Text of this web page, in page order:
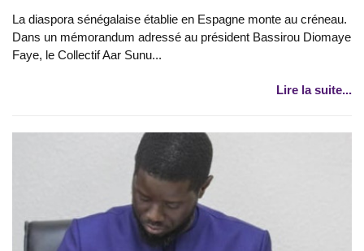
La diaspora sénégalaise établie en Espagne monte au créneau.
Dans un mémorandum adressé au président Bassirou Diomaye
Faye, le Collectif Aar Sunu...
Lire la suite...